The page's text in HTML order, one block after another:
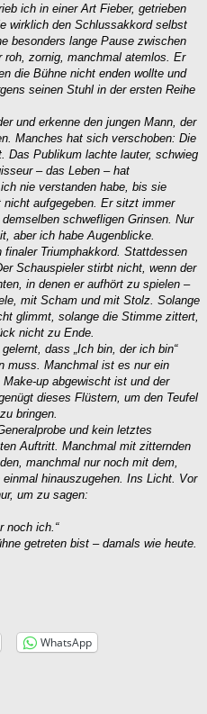
ich in einer Art Fieber, getrieben
wirklich den Schlussakkord selbst
besonders lange Pause zwischen
zornig, manchmal atemlos. Er
die Bühne nicht enden wollte und
seinen Stuhl in der ersten Reihe
und erkenne den jungen Mann, der
Manches hat sich verschoben: Die
Das Publikum lachte lauter, schwieg
– das Leben – hat
nie verstanden habe, bis sie
nicht aufgegeben. Er sitzt immer
schwefligen Grinsen. Nur
aber ich habe Augenblicke.
Triumphakkord. Stattdessen
Schauspieler stirbt nicht, wenn der
in denen er aufhört zu spielen –
mit Scham und mit Stolz. Solange
glimmt, solange die Stimme zittert,
nicht zu Ende.
dass „Ich bin, der ich bin“
muss. Manchmal ist es nur ein
up abgewischt ist und der
dieses Flüstern, um den Teufel
bringen.
und kein letztes
Auftritt. Manchmal mit zitternden
manchmal nur noch mit dem,
hinauszugehen. Ins Licht. Vor
um zu sagen:
noch ich.“
getreten bist – damals wie heute.
WhatsApp